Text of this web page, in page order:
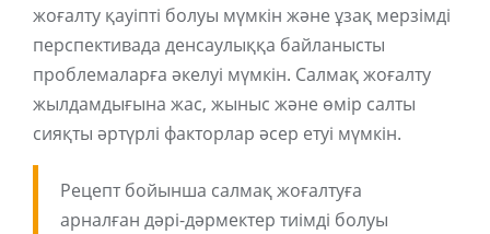
жоғалту қауіпті болуы мүмкін және ұзақ мерзімді
перспективада денсаулыққа байланысты
проблемаларға әкелуі мүмкін. Салмақ жоғалту
жылдамдығына жас, жыныс және өмір салты
сияқты әртүрлі факторлар әсер етуі мүмкін.
Рецепт бойынша салмақ жоғалтуға
арналған дәрі-дәрмектер тиімді болуы